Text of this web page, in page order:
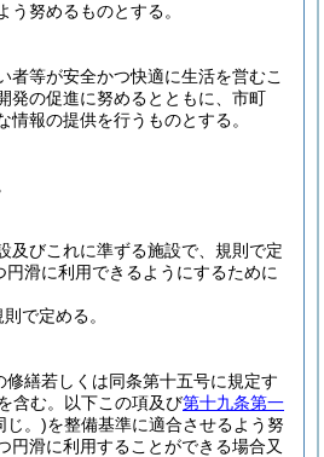
努めるものとする。
等が安全かつ快適に生活を営むこ
発の促進に努めるとともに、市町
報の提供を行うものとする。
及びこれに準ずる施設で、規則で定
滑に利用できるようにするために
で定める。
繕若しくは同条第十五号に規定す
含む。以下この項及び第十九条第一
じ。)を整備基準に適合させるよう努
円滑に利用することができる場合又